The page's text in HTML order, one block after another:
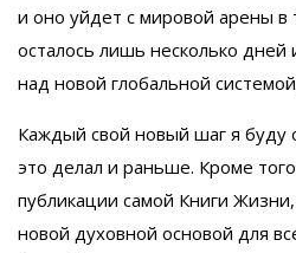
и оно уйдет с мировой арены в
осталось лишь несколько дней
над новой глобальной
Каждый свой новый шаг я буду
это делал и раньше. Кроме
публикации самой Книги
новой духовной основой для